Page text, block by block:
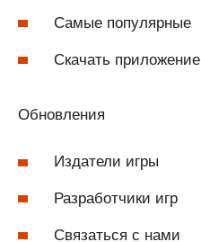
Самые популярные
Скачать приложение
Обновления
Издатели игры
Разработчики игр
Связаться с нами